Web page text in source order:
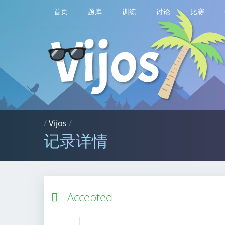
首页 题库 训练 讨论 比赛
/Vijos /
记录详情
Accepted